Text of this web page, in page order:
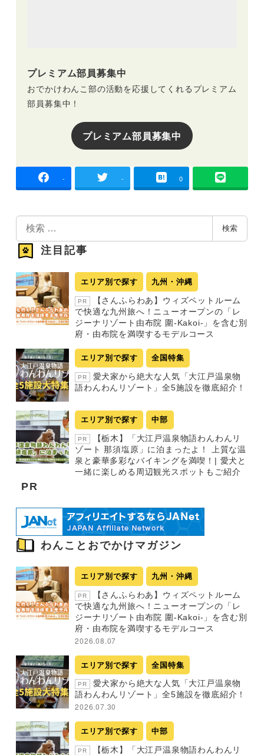
プレミアム部員募集中
おでかけわんこ部の活動を応援してくれるプレミアム
部員募集中！
プレミアム部員募集中
- - 0
検
索
検索
注目記事
エリア別で探す 九州・沖縄
PR
【さんふらわあ】ウィズペットルーム
で快適な九州旅へ！ニューオープンの「レ
ジーナリゾート由布院 圍-Kakoi-」を含む別
府・由布院を満喫するモデルコース
エリア別で探す 全国特集
PR
愛犬家から絶大な人気「大江戸温泉物
語わんわんリゾート」全5施設を徹底紹介！
エリア別で探す 中部
PR
【栃木】「大江戸温泉物語わんわんリ
ゾート 那須塩原」に泊まったよ！ 上質な温
泉と豪華多彩なバイキングを満喫！| 愛犬と
一緒に楽しめる周辺観光スポットもご紹介
PR
わんことおでかけマガジン
エリア別で探す 九州・沖縄
PR
【さんふらわあ】ウィズペットルーム
で快適な九州旅へ！ニューオープンの「レ
ジーナリゾート由布院 圍-Kakoi-」を含む別
府・由布院を満喫するモデルコース
2026.08.07
エリア別で探す 全国特集
PR
愛犬家から絶大な人気「大江戸温泉物
語わんわんリゾート」全5施設を徹底紹介！
2026.07.30
エリア別で探す 中部
PR
【栃木】「大江戸温泉物語わんわんリ